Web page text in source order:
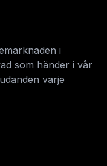
i
som händer i vår
varje